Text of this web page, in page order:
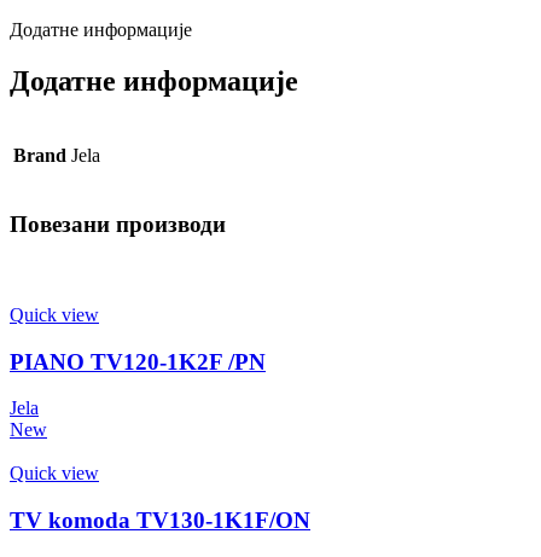
Додатне информације
Додатне информације
Brand Jela
Повезани производи
Quick view
PIANO TV120-1K2F /PN
Jela
New
Quick view
TV komoda TV130-1K1F/ON